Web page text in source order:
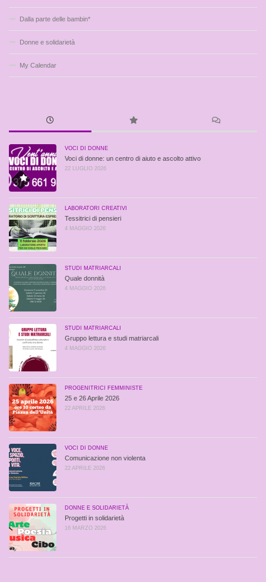
Dalla parte delle bambin*
Donne e solidarietà
My Calendar
VOCI DI DONNE
Voci di donne: un centro di aiuto e ascolto attivo
22 LUGLIO 2026
LABORATORI CREATIVI
Tessitrici di pensieri
4 MAGGIO 2026
STUDI MATRIARCALI
Quale donnità
4 MAGGIO 2026
STUDI MATRIARCALI
Gruppo lettura e studi matriarcali
4 MAGGIO 2026
PROGENITRICI FEMMINISTE
25 e 26 Aprile 2026
22 APRILE 2026
VOCI DI DONNE
Comunicazione non violenta
22 APRILE 2026
DONNE E SOLIDARIETÀ
Progetti in solidarietà
16 MARZO 2026